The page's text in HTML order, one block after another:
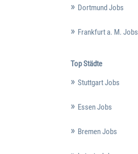
Dortmund Jobs
Frankfurt a. M. Jobs
Top Städte
Stuttgart Jobs
Essen Jobs
Bremen Jobs